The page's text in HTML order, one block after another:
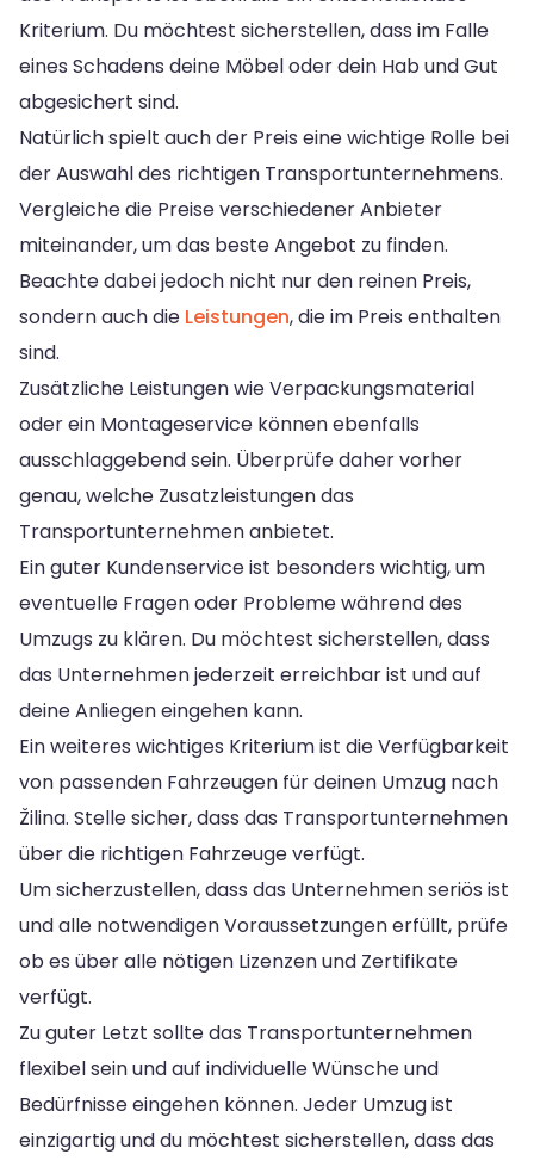
Kriterium. Du möchtest sicherstellen, dass im Falle
eines Schadens deine Möbel oder dein Hab und Gut
abgesichert sind.
Natürlich spielt auch der Preis eine wichtige Rolle bei
der Auswahl des richtigen Transportunternehmens.
Vergleiche die Preise verschiedener Anbieter
miteinander, um das beste Angebot zu finden.
Beachte dabei jedoch nicht nur den reinen Preis,
sondern auch die Leistungen, die im Preis enthalten
sind.
Zusätzliche Leistungen wie Verpackungsmaterial
oder ein Montageservice können ebenfalls
ausschlaggebend sein. Überprüfe daher vorher
genau, welche Zusatzleistungen das
Transportunternehmen anbietet.
Ein guter Kundenservice ist besonders wichtig, um
eventuelle Fragen oder Probleme während des
Umzugs zu klären. Du möchtest sicherstellen, dass
das Unternehmen jederzeit erreichbar ist und auf
deine Anliegen eingehen kann.
Ein weiteres wichtiges Kriterium ist die Verfügbarkeit
von passenden Fahrzeugen für deinen Umzug nach
Žilina. Stelle sicher, dass das Transportunternehmen
über die richtigen Fahrzeuge verfügt.
Um sicherzustellen, dass das Unternehmen seriös ist
und alle notwendigen Voraussetzungen erfüllt, prüfe
ob es über alle nötigen Lizenzen und Zertifikate
verfügt.
Zu guter Letzt sollte das Transportunternehmen
flexibel sein und auf individuelle Wünsche und
Bedürfnisse eingehen können. Jeder Umzug ist
einzigartig und du möchtest sicherstellen, dass das